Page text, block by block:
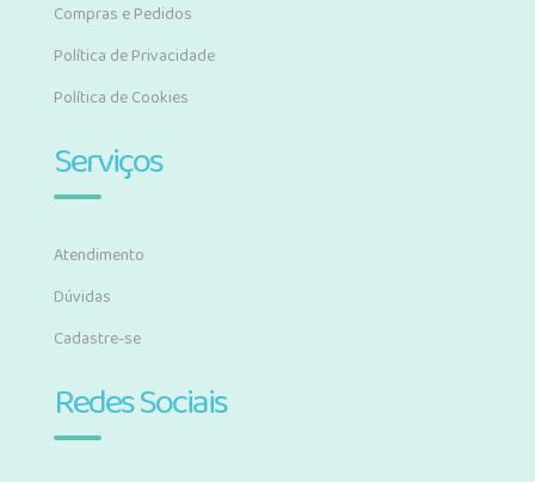
Compras e Pedidos
Política de Privacidade
Política de Cookies
Serviços
Atendimento
Dúvidas
Cadastre-se
Redes Sociais